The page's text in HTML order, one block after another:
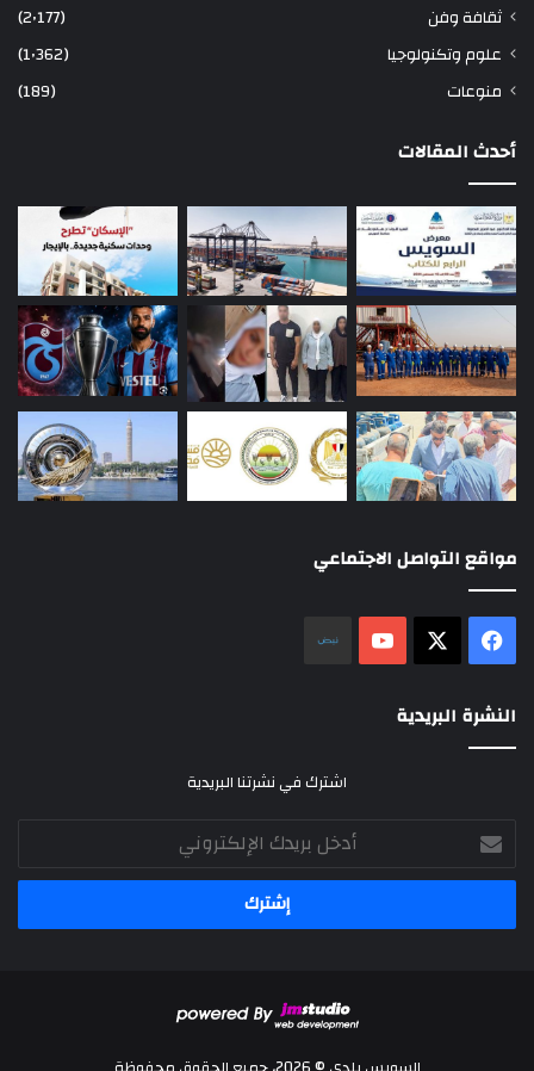
ثقافة وفن
(2٬177)
علوم وتكنولوجيا
(1٬362)
منوعات
(189)
أحدث المقالات
مواقع التواصل الاجتماعي
فيسبوك ‫YouTube
النشرة البريدية
اشترك في نشرتنا البريدية
أدخل
بريدك
الإلكتروني